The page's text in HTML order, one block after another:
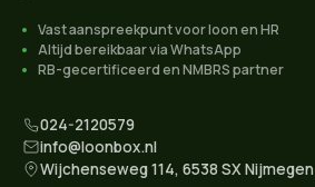
Vast aanspreekpunt voor loon en HR
Altijd bereikbaar via WhatsApp
RB-gecertificeerd en NMBRS partner
024-2120579
info@loonbox.nl
Wijchenseweg 114, 6538 SX Nijmegen